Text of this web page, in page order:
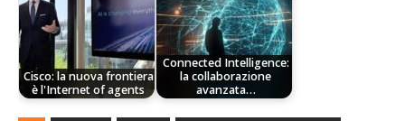
Cisco: la nuova frontiera
è l'Internet of agents
Connected Intelligence:
la collaborazione
avanzata…